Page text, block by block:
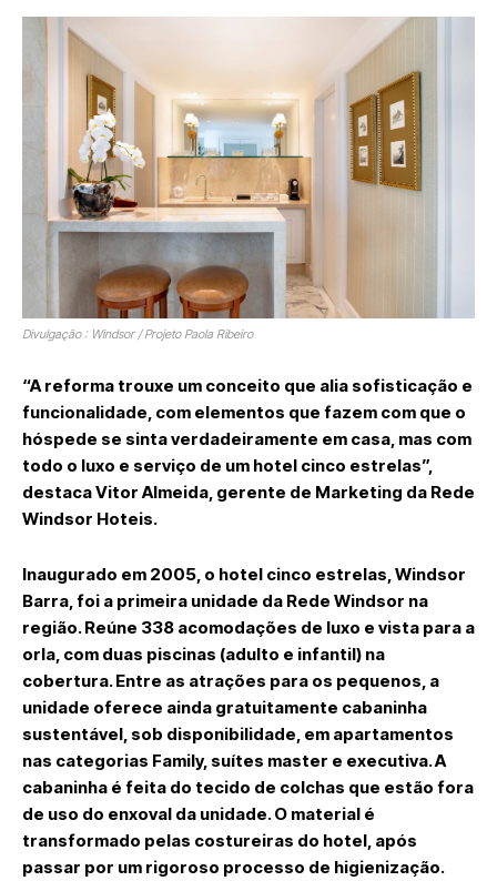
Divulgação : Windsor / Projeto Paola Ribeiro
“A reforma trouxe um conceito que alia sofisticação e
funcionalidade, com elementos que fazem com que o
hóspede se sinta verdadeiramente em casa, mas com
todo o luxo e serviço de um hotel cinco estrelas”,
destaca Vitor Almeida, gerente de Marketing da Rede
Windsor Hoteis.
Inaugurado em 2005, o hotel cinco estrelas, Windsor
Barra, foi a primeira unidade da Rede Windsor na
região. Reúne 338 acomodações de luxo e vista para a
orla, com duas piscinas (adulto e infantil) na
cobertura. Entre as atrações para os pequenos, a
unidade oferece ainda gratuitamente cabaninha
sustentável, sob disponibilidade, em apartamentos
nas categorias Family, suítes master e executiva. A
cabaninha é feita do tecido de colchas que estão fora
de uso do enxoval da unidade. O material é
transformado pelas costureiras do hotel, após
passar por um rigoroso processo de higienização.